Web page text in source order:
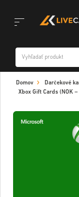
navigation
Domov Darčekové
Xbox Gift Cards (NOK –